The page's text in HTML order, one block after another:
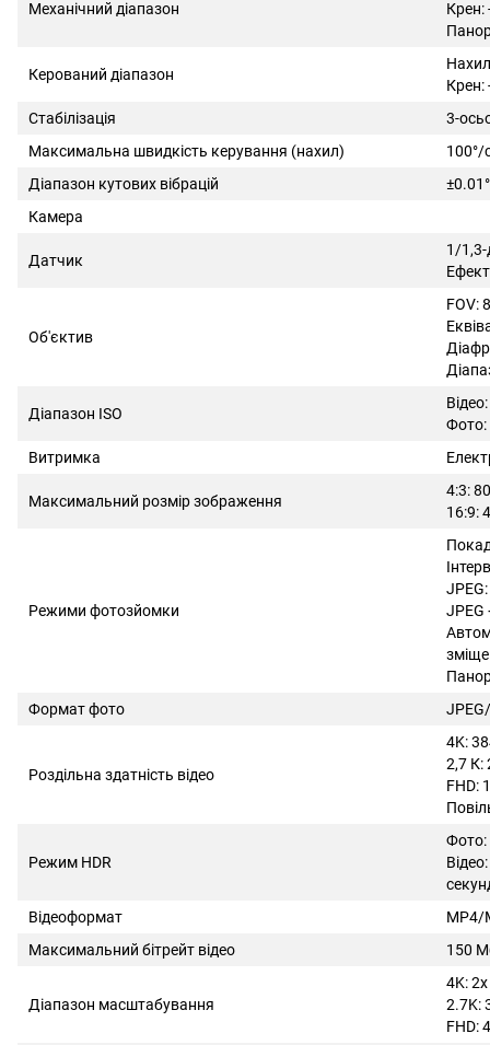
Механічний діапазон
Крен:
Керований діапазон
Крен:
Стабілізація
3-
Максимальна швидкість керування (нахил)
100°/
Діапазон кутових вібрацій
±0.01°
Камера
Датчик
1/
Об'єктив
FOV:
Діапазон ISO
Фото:
Витримка
Максимальний розмір зображення
4:3:
16:9:
Режими фотозйомки
Формат фото
Роздільна здатність відео
4K:
2,7 К:
FHD:
Режим HDR
Фото:
Відеоформат
MP4/
Максимальний бітрейт відео
150
Діапазон масштабування
4K: 2x
2.7K:
FHD: